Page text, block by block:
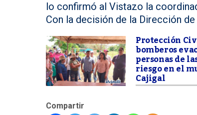
lo confirmó al Vistazo la
Con la decisión de la Dirección
Protección
bomberos
personas de
riesgo en el
Cajigal
Compartir